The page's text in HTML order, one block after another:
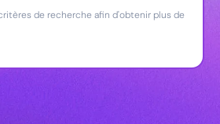
de recherche afin d'obtenir plus de